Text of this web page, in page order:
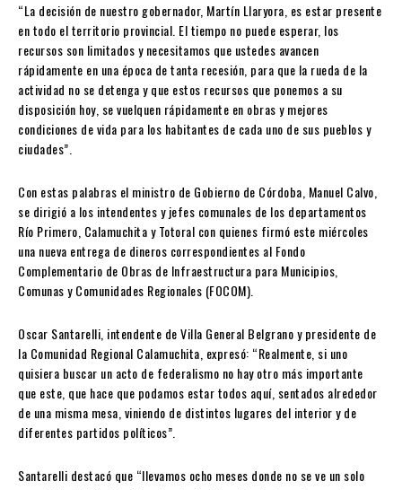
“La decisión de nuestro gobernador, Martín Llaryora, es estar presente
en todo el territorio provincial. El tiempo no puede esperar, los
recursos son limitados y necesitamos que ustedes avancen
rápidamente en una época de tanta recesión, para que la rueda de la
actividad no se detenga y que estos recursos que ponemos a su
disposición hoy, se vuelquen rápidamente en obras y mejores
condiciones de vida para los habitantes de cada uno de sus pueblos y
ciudades”.
Con estas palabras el ministro de Gobierno de Córdoba, Manuel Calvo,
se dirigió a los intendentes y jefes comunales de los departamentos
Río Primero, Calamuchita y Totoral con quienes firmó este miércoles
una nueva entrega de dineros correspondientes al Fondo
Complementario de Obras de Infraestructura para Municipios,
Comunas y Comunidades Regionales (FOCOM).
Oscar Santarelli, intendente de Villa General Belgrano y presidente de
la Comunidad Regional Calamuchita, expresó: “Realmente, si uno
quisiera buscar un acto de federalismo no hay otro más importante
que este, que hace que podamos estar todos aquí, sentados alrededor
de una misma mesa, viniendo de distintos lugares del interior y de
diferentes partidos políticos”.
Santarelli destacó que “llevamos ocho meses donde no se ve un solo